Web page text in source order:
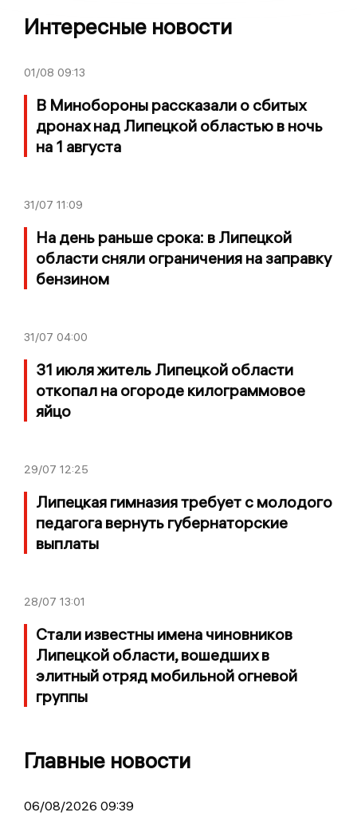
Интересные новости
01/08 09:13
В Минобороны рассказали о сбитых
дронах над Липецкой областью в ночь
на 1 августа
31/07 11:09
На день раньше срока: в Липецкой
области сняли ограничения на заправку
бензином
31/07 04:00
31 июля житель Липецкой области
откопал на огороде килограммовое
яйцо
29/07 12:25
Липецкая гимназия требует с молодого
педагога вернуть губернаторские
выплаты
28/07 13:01
Стали известны имена чиновников
Липецкой области, вошедших в
элитный отряд мобильной огневой
группы
Главные новости
06/08/2026 09:39